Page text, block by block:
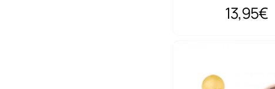
13,95€